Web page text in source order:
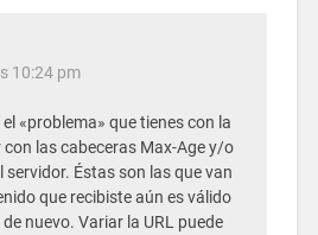
10:24 pm
«problema» que tienes con la
con las cabeceras Max-Age y/o
servidor. Éstas son las que van
que recibiste aún es válido
nuevo. Variar la URL puede